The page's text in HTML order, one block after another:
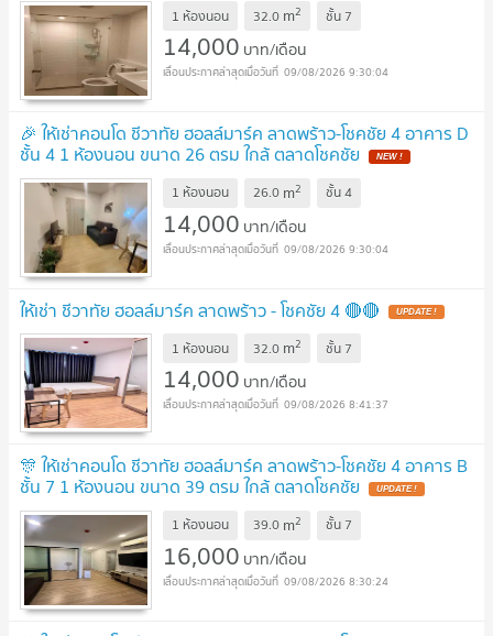
1 ห้องนอน 32.0 m2 ชั้น 7
14,000 บาท/เดือน
09/08/2026 9:30:04
🎉 ให้เช่าคอนโด ชีวาทัย ฮอลล์มาร์ค ลาดพร้าว-โชคชัย 4 อาคาร D
ชั้น 4 1 ห้องนอน ขนาด 26 ตรม ใกล้ ตลาดโชคชัย NEW !
1 ห้องนอน 26.0 m2 ชั้น4
14,000 บาท/เดือน
09/08/2026 9:30:04
ให้เช่า ชีวาทัย ฮอลล์มาร์ค ลาดพร้าว - โชคชัย 4 🔴🔴 UPDATE !
1 ห้องนอน 32.0 m2 ชั้น 7
14,000 บาท/เดือน
09/08/2026 8:41:37
🎊 ให้เช่าคอนโด ชีวาทัย ฮอลล์มาร์ค ลาดพร้าว-โชคชัย 4 อาคาร B
ชั้น 7 1 ห้องนอน ขนาด 39 ตรม ใกล้ ตลาดโชคชัย UPDATE !
1 ห้องนอน 39.0 m2 ชั้น 7
16,000 บาท/เดือน
09/08/2026 8:30:24